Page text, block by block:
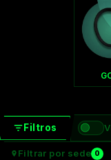
Filtros
Filtrar por sede 0